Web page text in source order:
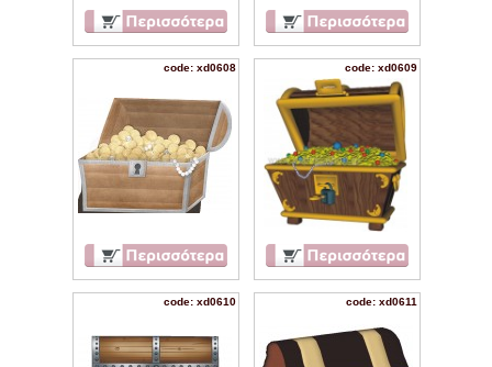
code: xd0608 code: xd0609
code: xd0610 code: xd0611